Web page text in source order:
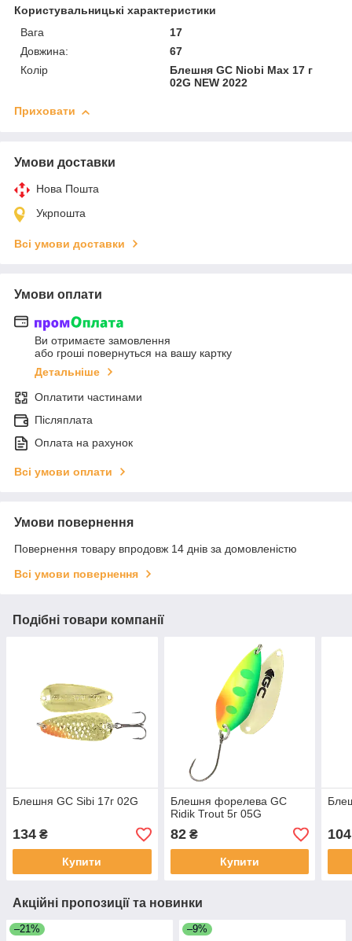
Користувальницькі характеристики
Вага
17
Довжина:
67
Колір
Блешня GC Niobi Max 17 г
02G NEW 2022
Приховати
Умови доставки
Нова Пошта
Укрпошта
Всі умови доставки
Умови оплати
Ви отримаєте замовлення
або гроші повернуться на вашу картку
Детальніше
Оплатити частинами
Післяплата
Оплата на рахунок
Всі умови оплати
Умови повернення
Повернення товару впродовж 14 днів за домовленістю
Всі умови повернення
Подібні товари компанії
Блешня GC Sibi 17г 02G
134 ₴
Купити
Блешня форелева GC
Ridik Trout 5г 05G
82₴
Купити
104
Акційні пропозиції та новинки
–21% –9%